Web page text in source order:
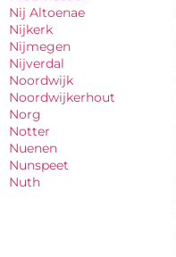
Nij Altoenae
Nijkerk
Nijmegen
Nijverdal
Noordwijk
Noordwijkerhout
Norg
Notter
Nuenen
Nunspeet
Nuth